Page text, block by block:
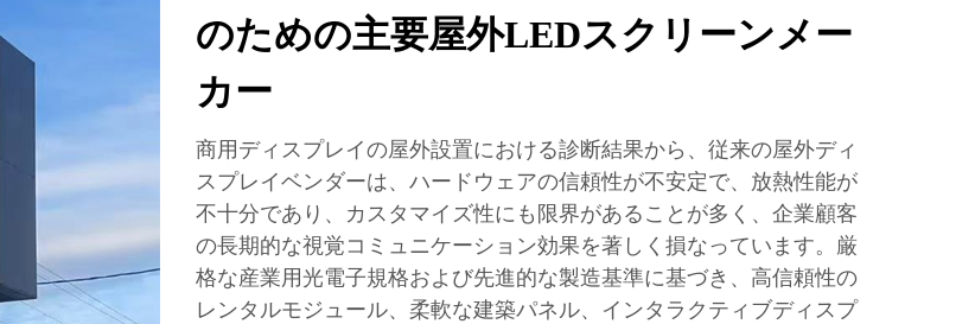
のための主要屋外LEDスクリーンメー
カー
商用ディスプレイの屋外設置における診断結果から、従来の屋外ディ
スプレイベンダーは、ハードウェアの信頼性が不安定で、放熱性能が
不十分であり、カスタマイズ性にも限界があることが多く、企業顧客
の長期的な視覚コミュニケーション効果を著しく損なっています。厳
格な産業用光電子規格および先進的な製造基準に基づき、高信頼性の
レンタルモジュール、柔軟な建築パネル、インタラクティブディスプ